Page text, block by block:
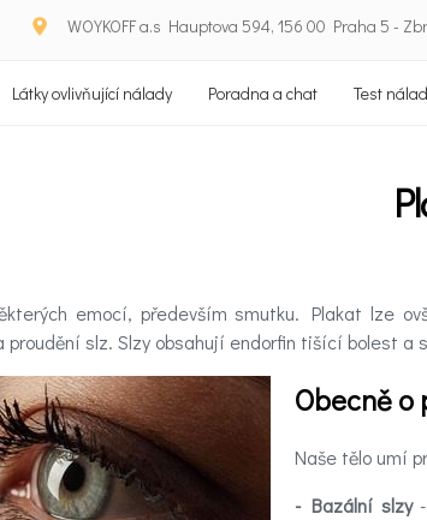
WOYKOFF a.s Hauptova 594, 156 00 Praha 5 -
Látky ovlivňující nálady Poradna a chat Test
emocí, především smutku. Plakat lze
slz. Slzy obsahují endorfin tišící bolest a
Obecně o
Naše tělo umí
- Bazální slzy-